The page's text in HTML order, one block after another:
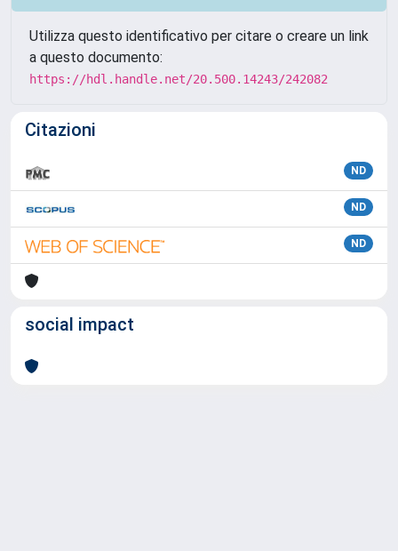
Utilizza questo identificativo per citare o creare un link
a questo documento:
https://hdl.handle.net/20.500.14243/242082
Citazioni
ND
ND
ND
social impact